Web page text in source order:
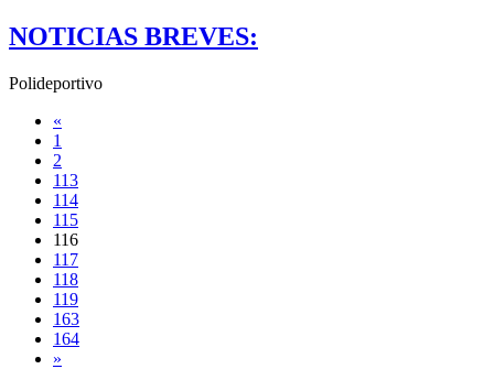
NOTICIAS BREVES:
Polideportivo
«
1
2
113
114
115
116
117
118
119
163
164
»